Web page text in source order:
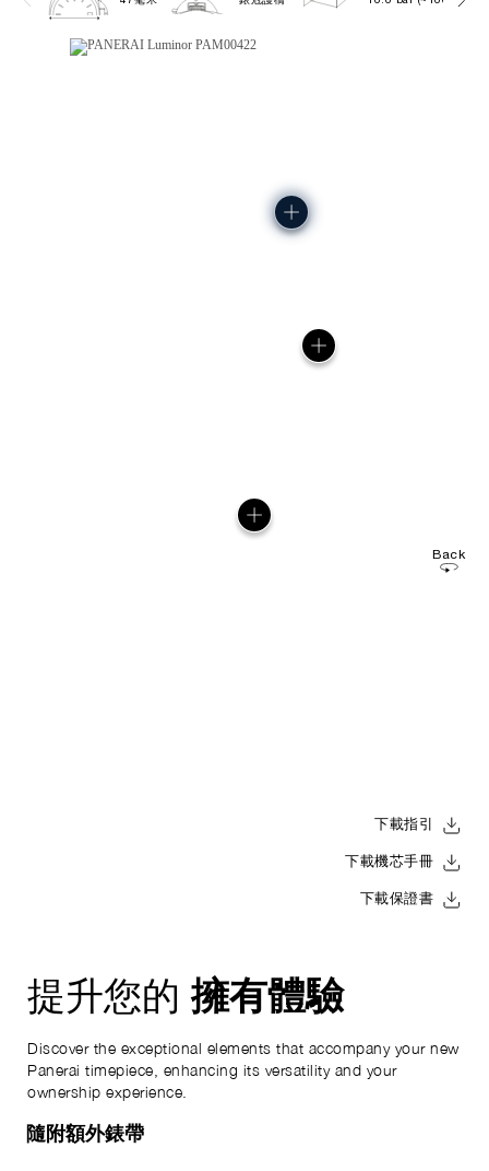
Back
下載指引
下載機芯手冊
下載保證書
提升您的擁有體驗
Discover the exceptional elements that accompany your new
Panerai timepiece, enhancing its versatility and your
ownership experience.
隨附額外錶帶